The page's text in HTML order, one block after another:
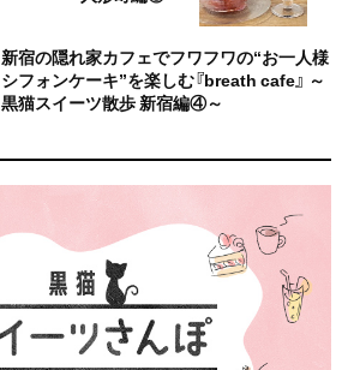
新宿の隠れ家カフェでフワフワの“お一人様
シフォンケーキ”を楽しむ『breath cafe』 ～
黒猫スイーツ散歩 新宿編④～